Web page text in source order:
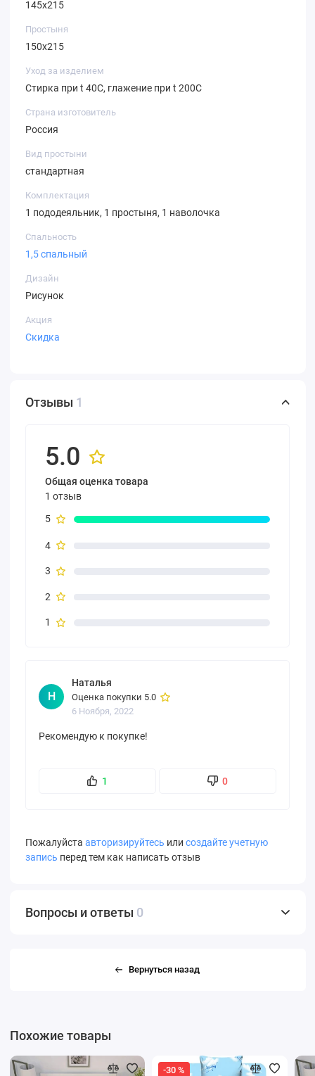
145х215
Простыня
150х215
Уход за изделием
Стирка при t 40С, глажение при t 200С
Страна изготовитель
Россия
Вид простыни
стандартная
Комплектация
1 пододеяльник, 1 простыня, 1 наволочка
Спальность
1,5 спальный
Дизайн
Рисунок
Акция
Скидка
Отзывы 1
5.0
Общая оценка товара
1 отзыв
5
4
3
2
1
Н
Наталья
Оценка покупки 5.0
6 Ноября, 2022
Рекомендую к покупке!
1 0
Пожалуйста авторизируйтесь или создайте учетную
запись перед тем как написать отзыв
Вопросы и ответы 0
Вернуться назад
Похожие товары
-30 %